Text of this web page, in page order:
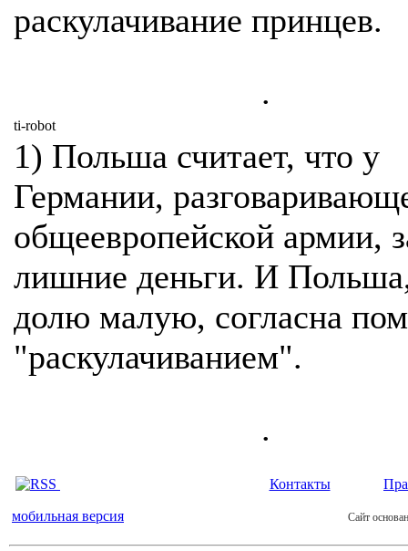
раскулачивание принцев.
.
ti-robot
1) Польша считает, что у
Германии,
общеевропейской армии,
лишние деньги. И
долю малую, согласна
"раскулачиванием".
.
Контакты
мобильная версия Сайт